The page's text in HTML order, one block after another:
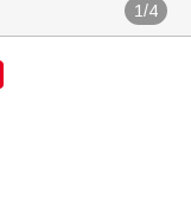
1/4